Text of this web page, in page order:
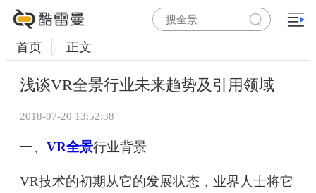
首页 正文
浅谈VR全景行业未来趋势及引用领域
2018-07-20 13:52:38
一、 VR全景行业背景
VR技术的初期从它的发展状态，业界人士将它